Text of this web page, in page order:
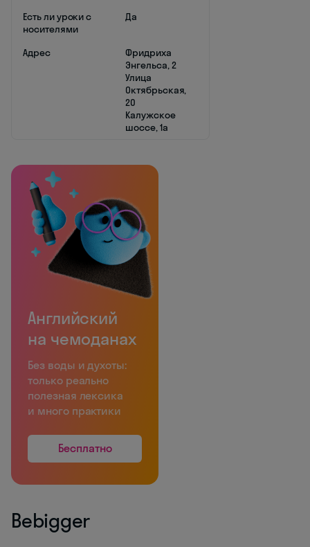
Есть ли уроки с
носителями
Да
Адрес
Фридриха
Энгельса, 2
Улица
Октябрьская,
20
Калужское
шоссе, 1а
Английский
на чемоданах
Без воды и духоты:
только реально
полезная лексика
и много практики
Бесплатно
Bebigger